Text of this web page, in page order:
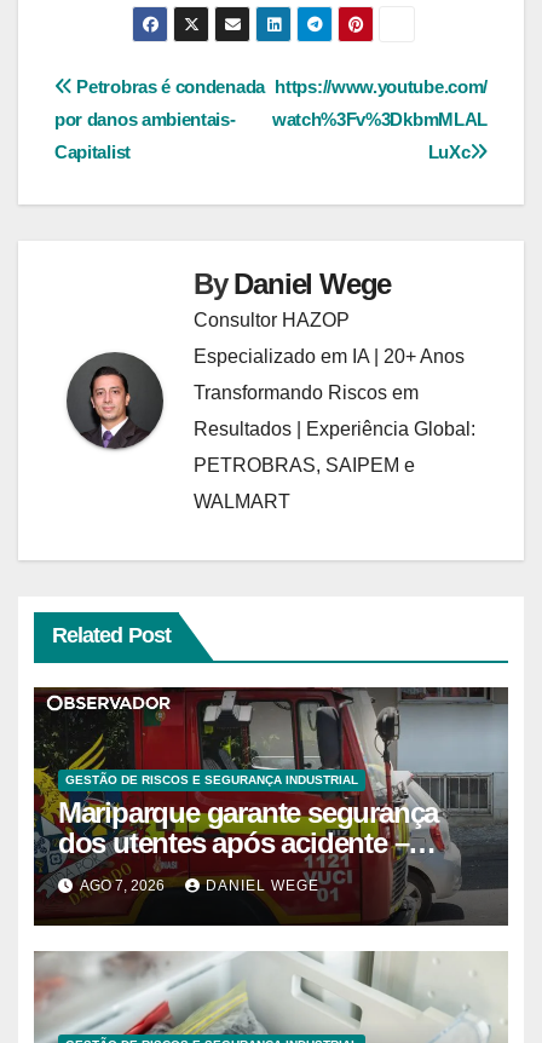
Navegação
de
https://www.youtube.com/
watch%3Fv%3DkbmMLAL
LuXc
Petrobras é condenada
por danos ambientais-
Capitalist
ByDaniel Wege
Consultor HAZOP
Especializado em IA | 20+ Anos
Transformando Riscos em
Resultados | Experiência Global:
PETROBRAS, SAIPEM e
WALMART
Related Post
GESTÃO DE RISCOS E SEGURANÇA INDUSTRIAL
Mariparque garante segurança
dos utentes após acidente –
Observador
AGO 7, 2026 DANIEL WEGE